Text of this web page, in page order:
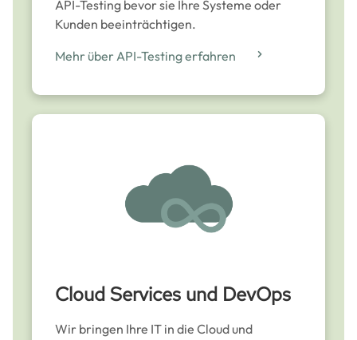
API-Testing bevor sie Ihre Systeme oder
Kunden beeinträchtigen.
Mehr über API-Testing erfahren
Cloud Services und DevOps
Wir bringen Ihre IT in die Cloud und